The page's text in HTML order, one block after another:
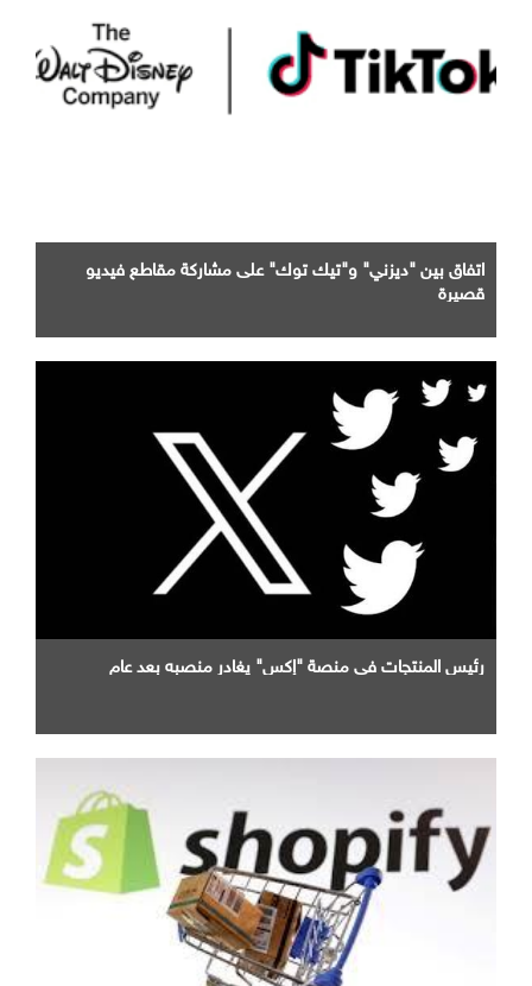
اتفاق بين "ديزني" و"تيك توك" على مشاركة مقاطع فيديو
قصيرة
رئيس المنتجات في منصة "إكس" يغادر منصبه بعد عام